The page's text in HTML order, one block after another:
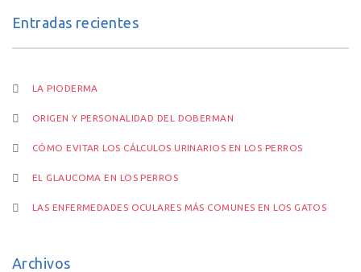
Entradas recientes
LA PIODERMA
ORIGEN Y PERSONALIDAD DEL DOBERMAN
CÓMO EVITAR LOS CÁLCULOS URINARIOS EN LOS PERROS
EL GLAUCOMA EN LOS PERROS
LAS ENFERMEDADES OCULARES MÁS COMUNES EN LOS GATOS
Archivos